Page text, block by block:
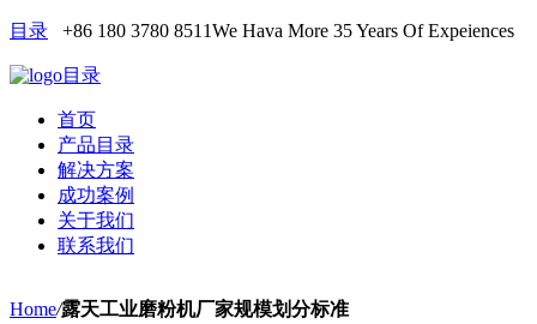
目录 +86 180 3780 8511We Hava More 35 Years Of Expeiences
目录
首页
产品目录
解决方案
成功案例
关于我们
联系我们
Home/露天工业磨粉机厂家规模划分标准